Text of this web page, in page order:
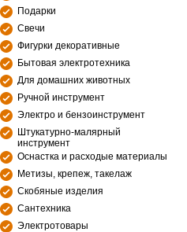
Подарки
Свечи
Фигурки декоративные
Бытовая электротехника
Для домашних животных
Ручной инструмент
Электро и бензоинструмент
Штукатурно-малярный
инструмент
Оснастка и расходые материалы
Метизы, крепеж, такелаж
Скобяные изделия
Сантехника
Электротовары